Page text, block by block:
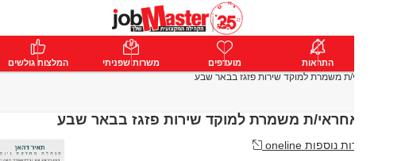
פרימיום התחבר התראות מועדפים משרות שפניתי המלצות גולשים
דרוש/ה אחראי/ת משמרת למוקד שירות פזגז בבאר שבע
דרוש/ה אחראי/ת משמרת למוקד שירות פזגז בבאר שבע
מעבר למשרות נוספות oneline